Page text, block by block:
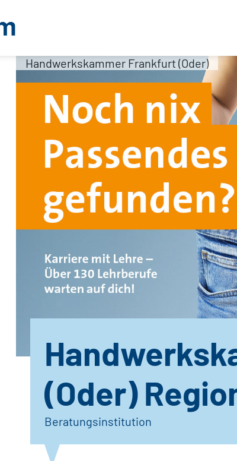
Handwerkskammer Frankfurt (Oder)
(Oder)
Beratungsinstitution